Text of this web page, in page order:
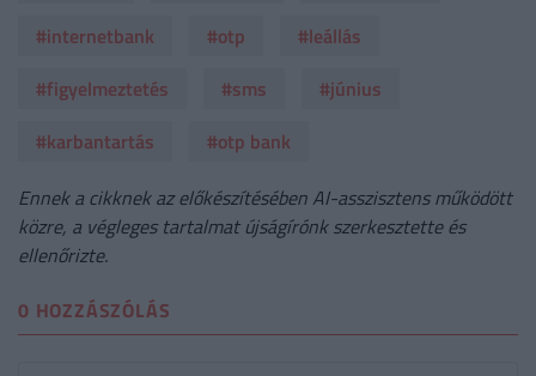
#internetbank
#otp
#leállás
#figyelmeztetés
#sms
#június
#karbantartás
#otp bank
Ennek a cikknek az előkészítésében AI-asszisztens működött
közre, a végleges tartalmat újságírónk szerkesztette és
ellenőrizte.
0 HOZZÁSZÓLÁS